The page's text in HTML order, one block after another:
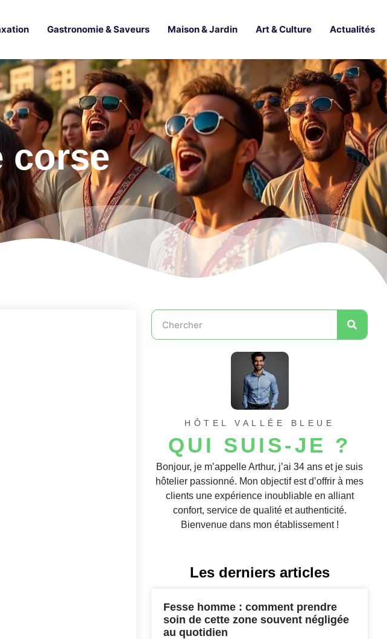
Gastronomie & Saveurs Maison & Jardin Art & Culture Actualités
corse
HÔTEL VALLÉE BLEUE
QUI SUIS-JE ?
Bonjour, je m’appelle Arthur, j’ai 34 ans et je suis
hôtelier passionné. Mon objectif est d’offrir à mes
clients une expérience inoubliable en alliant
confort, service de qualité et authenticité.
Bienvenue dans mon établissement !
Les derniers articles
Fesse homme : comment prendre
soin de cette zone souvent négligée
au quotidien